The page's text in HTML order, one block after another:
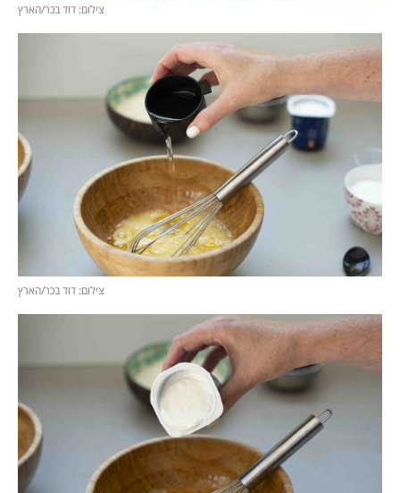
צילום: דוד בכר/הארץ
צילום: דוד בכר/הארץ